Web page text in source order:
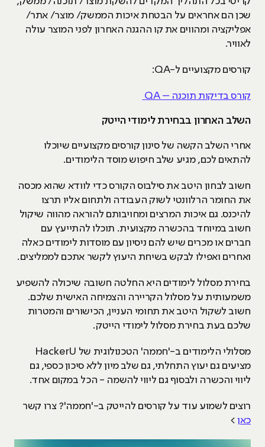
שכן הם אחראים על הבטחת איכות הממשק/ מוצר/ אתר/
אפליקציה ומהווים את קו ההגנה האחרון לפני המוצר עולה
לאוויר.
קורסים מקצועיים ל-QA:
קורס בדיקות תוכנה – QA
השלב האחרון בבחירת לימודי הייטק
אחרי השלב הקשה של סינון קורסים מקצועיים שיוכלו
להתאים לכם, מגיע שלב חיפוש מוסד הלימודים.
חשוב לבחון היטב את סילבוס הקורס כדי לוודא שהוא מכסה
את החומר הרלוונטי לשוק העבודה ולתחום אליו תרצו
להיכנס. גם איכות המרצים ומחויבותם להוראה מהווה שיקול
חשוב במיוחד בהכשרה מקצועית. תוכלו להתייעץ עם
חברים או מכרים שיש להם ניסיון עם מוסדות לימודים כאלה
ואחרים ואפילו לבקש בשיחת היעוץ לקשר אתכם לממליצים.
בחירת מסלול לימודים היא החלטה חשובה שיכולה להשפיע
משמעותית על מסלול הקריירה והצמיחה האישית שלכם.
חשוב לשקול היטב את תחומי העניין, הכישורים והמטרות
שלכם בעת בחירת מסלול לימודי הייטק.
מסלולי הלימודים ב-'חממה' הטכנולוגית של HackerU
מציעים גם יעוץ התחלתי, גם שלב מיון ללא סיכון כספי, גם
ליווי והכשרה ולבסוף גם ליווי להשמה - הכל במקום אחד.
רוצים לשמוע עוד על קורסים להייטק ב-'חממה'? צרו קשר
כאן>